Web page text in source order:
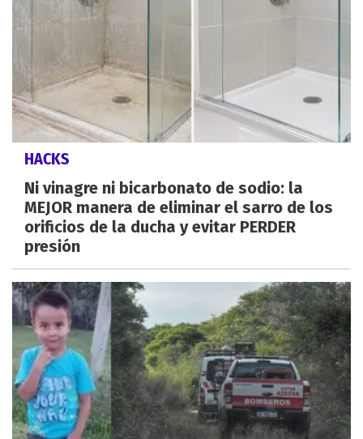
HACKS
Ni vinagre ni bicarbonato de sodio: la
MEJOR manera de eliminar el sarro de los
orificios de la ducha y evitar PERDER
presión